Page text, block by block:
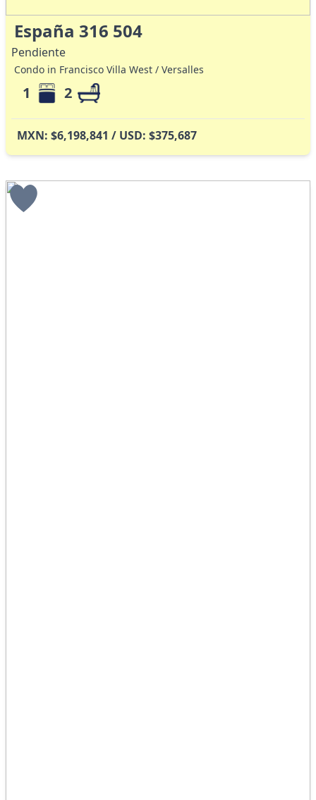
España 316 504
Pendiente
Condo in Francisco Villa West / Versalles
1 2
MXN: $6,198,841 / USD: $375,687